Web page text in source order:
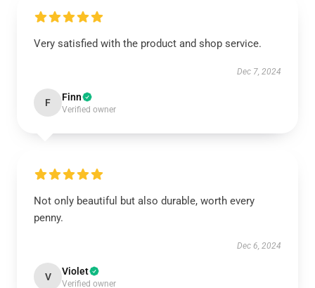
Very satisfied with the product and shop service.
Dec 7, 2024
F Finn
Verified owner
Not only beautiful but also durable, worth every
penny.
Dec 6, 2024
V Violet
Verified owner